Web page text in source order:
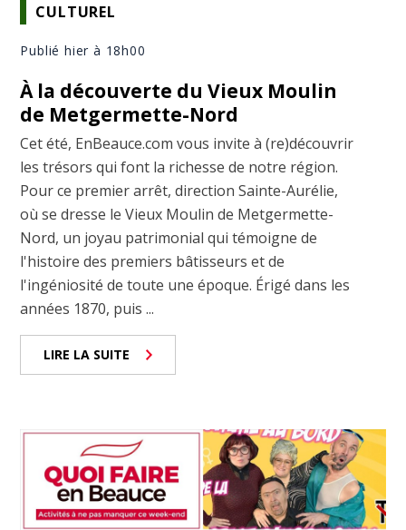
CULTUREL
Publié hier à 18h00
À la découverte du Vieux Moulin
de Metgermette-Nord
Cet été, EnBeauce.com vous invite à (re)découvrir
les trésors qui font la richesse de notre région.
Pour ce premier arrêt, direction Sainte-Aurélie,
où se dresse le Vieux Moulin de Metgermette-
Nord, un joyau patrimonial qui témoigne de
l'histoire des premiers bâtisseurs et de
l'ingéniosité de toute une époque. Érigé dans les
années 1870, puis ...
LIRE LA SUITE